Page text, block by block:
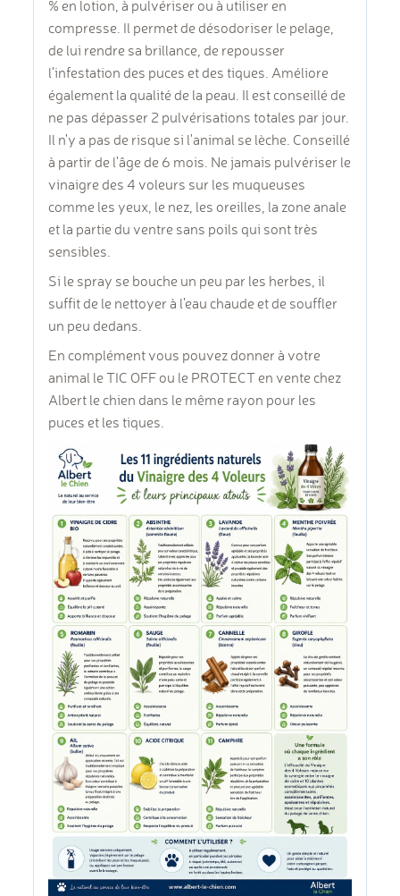
% en lotion, à pulvériser ou à utiliser en
compresse. Il permet de désodoriser le pelage,
de lui rendre sa brillance, de repousser
l'infestation des puces et des tiques. Améliore
également la qualité de la peau. Il est conseillé de
ne pas dépasser 2 pulvérisations totales par jour.
Il n'y a pas de risque si l'animal se lèche. Conseillé
à partir de l'âge de 6 mois. Ne jamais pulvériser le
vinaigre des 4 voleurs sur les muqueuses
comme les yeux, le nez, les oreilles, la zone anale
et la partie du ventre sans poils qui sont très
sensibles.
Si le spray se bouche un peu par les herbes, il
suffit de le nettoyer à l'eau chaude et de souffler
un peu dedans.
En complément vous pouvez donner à votre
animal le TIC OFF ou le PROTECT en vente chez
Albert le chien dans le même rayon pour les
puces et les tiques.